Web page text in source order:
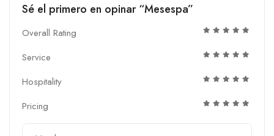
Sé el primero en opinar “Mesespa”
Overall Rating
Service
Hospitality
Pricing